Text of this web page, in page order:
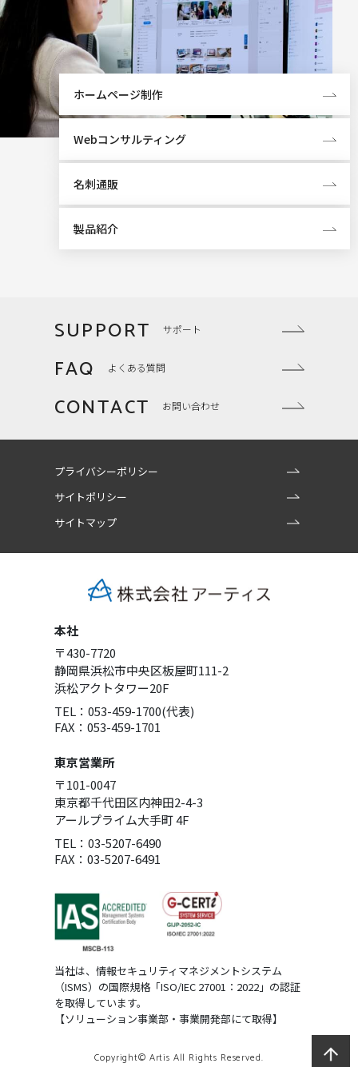
ホームページ制作
Webコンサルティング
名刺通販
製品紹介
SUPPORT サポート
FAQ よくある質問
CONTACT お問い合わせ
プライバシーポリシー
サイトポリシー
サイトマップ
本社
〒430-7720
静岡県浜松市中央区板屋町111-2
浜松アクトタワー20F
TEL：053-459-1700(代表)
FAX：053-459-1701
東京営業所
〒101-0047
東京都千代田区内神田2-4-3
アールプライム大手町 4F
TEL：03-5207-6490
FAX：03-5207-6491
当社は、情報セキュリティマネジメントシステム
（ISMS）の国際規格「ISO/IEC 27001：2022」の認証
を取得しています。
【ソリューション事業部・事業開発部にて取得】
Copyright© Artis All Rights Reserved.